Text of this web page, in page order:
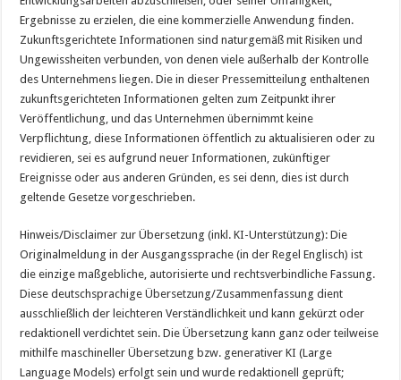
Ergebnisse zu erzielen, die eine kommerzielle Anwendung finden.
Zukunftsgerichtete Informationen sind naturgemäß mit Risiken und
Ungewissheiten verbunden, von denen viele außerhalb der Kontrolle
des Unternehmens liegen. Die in dieser Pressemitteilung enthaltenen
zukunftsgerichteten Informationen gelten zum Zeitpunkt ihrer
Veröffentlichung, und das Unternehmen übernimmt keine
Verpflichtung, diese Informationen öffentlich zu aktualisieren oder zu
revidieren, sei es aufgrund neuer Informationen, zukünftiger
Ereignisse oder aus anderen Gründen, es sei denn, dies ist durch
geltende Gesetze vorgeschrieben.
Hinweis/Disclaimer zur Übersetzung (inkl. KI-Unterstützung): Die
Originalmeldung in der Ausgangssprache (in der Regel Englisch) ist
die einzige maßgebliche, autorisierte und rechtsverbindliche Fassung.
Diese deutschsprachige Übersetzung/Zusammenfassung dient
ausschließlich der leichteren Verständlichkeit und kann gekürzt oder
redaktionell verdichtet sein. Die Übersetzung kann ganz oder teilweise
mithilfe maschineller Übersetzung bzw. generativer KI (Large
Language Models) erfolgt sein und wurde redaktionell geprüft;